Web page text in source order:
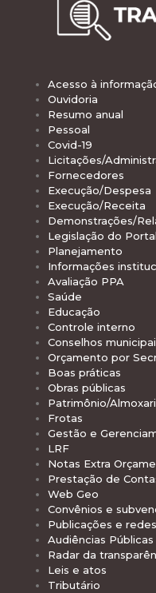
Acesso à
Ouvidoria
Resumo anual
Pessoal
Covid-19
Licitações/
Fornecedores
Execução/Despesa
Execução/Receita
Demonstrações/
Legislação do Portal
Planejamento
Informações
Avaliação PPA
Saúde
Educação
Controle interno
Conselhos
Orçamento por
Boas práticas
Obras públicas
Patrimônio/
Frotas
Gestão e
LRF
Notas Extra
Prestação de
Web Geo
Convênios e
Publicações e
Audiências
Radar da
Leis e atos
Tributário